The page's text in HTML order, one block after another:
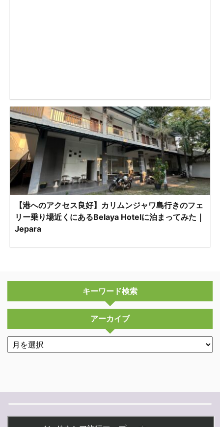
【港へのアクセス良好】カリムンジャワ島行きのフェ
リー乗り場近くにあるBelaya Hotelに泊まってみた｜
Jepara
キーワード検索
アーカイブ